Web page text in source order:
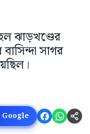
ঝাড়খণ্ডের
সাগর